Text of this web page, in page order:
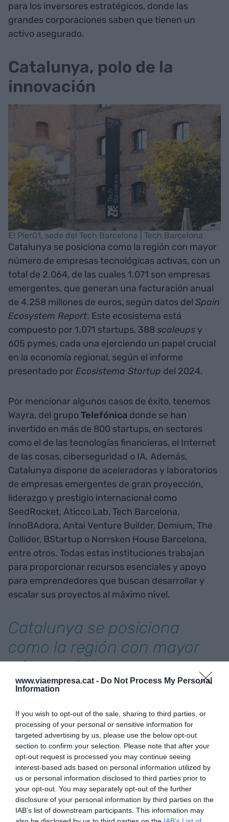
www.viaempresa.cat - Do Not Process My Personal
Information
If you wish to opt-out of the sale, sharing to third parties, or
processing of your personal or sensitive information for
targeted advertising by us, please use the below opt-out
section to confirm your selection. Please note that after your
opt-out request is processed you may continue seeing
interest-based ads based on personal information utilized by
us or personal information disclosed to third parties prior to
your opt-out. You may separately opt-out of the further
disclosure of your personal information by third parties on the
IAB’s list of downstream participants. This information may
para los inversores estratégicos, donde las
grandes corporaciones saben que tienen un
activo asegurado.
Catalunya, polo de la
innovación
El Pier01, sede del Tech Barcelona | Tech Barcelona
Catalunya se posiciona como la región con mayor
número de empresas tecnológicas activas, con un
total de 2.064, de las cuales 1.071 son empresas
emergentes, que generan una facturación anual
de 4.258 millones de euros, según datos del Spain
Ecosystem Report. Este ecosistema está
compuesto por 1.071 startups, 388scaleups y
605 pymes, cada una ejerciendo un papel crucial
en la economía regional, según el informe
presentado porEcosistema Startup del 2024.
Por mencionar algunos casos de éxito, tenemos
Wayra, del grupoTelefónica donde se han
invertido en más de 800 startups, en sectores
como el de las tecnologías financieras, el Internet
de las cosas, ciberseguridad o IA. Además,
Catalunya dispone de aceleradoras y laboratorios
de empresas emergentes de gran proyección,
liderazgo y prestigio internacional como
SeedRocket, Aticco Lab, Tech Barcelona,
InnoBAdora, Antai Venture Builder, Demium, The
Collider, BStartup o Norrsken House Barcelona,
entre otros. Todas estas instituciones trabajan
para proporcionar recursos esenciales y apoyo
para emprendedores que buscan desarrollar y
escalar sus proyectos al máximo nivel.
Catalunya se posiciona
como la región con mayor
número de empresas
tecnológicas activas, con un
Ahora bien, como en todo, siempre hay un riesgo
en las inversiones en este tipo de empresas. Es
necesario sondear bien la alta tasa de fracaso,
porque no todas las empresas emergentes logran
sobrevivir, integrarse en estructuras corporativas
y eso siempre es un desafío; regulaciones y
normativas que más que facilitar, obstaculizan el